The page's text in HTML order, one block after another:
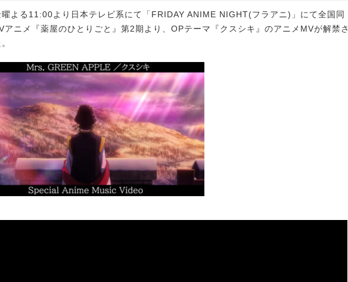
よる11:00より日本テレビ系にて「FRIDAY ANIME NIGHT(フラアニ)」にて全国同
アニメ『薬屋のひとりごと』第2期より、OPテーマ『クスシキ』のアニメMVが解禁さ